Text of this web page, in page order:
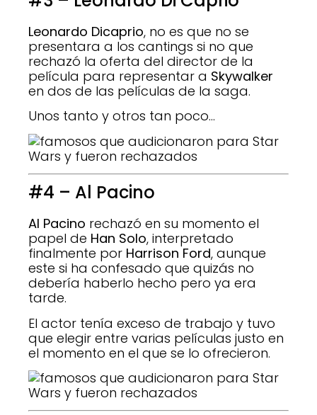
Leonardo Dicaprio, no es que no se
presentara a los cantings si no que
rechazó la oferta del director de la
película para representar a Skywalker
en dos de las películas de la saga.
Unos tanto y otros tan poco…
#4 – Al Pacino
Al Pacino rechazó en su momento el
papel de Han Solo, interpretado
finalmente por Harrison Ford, aunque
este si ha confesado que quizás no
debería haberlo hecho pero ya era
tarde.
El actor tenía exceso de trabajo y tuvo
que elegir entre varias películas justo en
el momento en el que se lo ofrecieron.